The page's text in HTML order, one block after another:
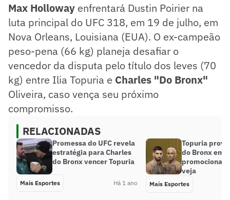
Max Holloway enfrentará Dustin Poirier na
luta principal do UFC 318, em 19 de julho, em
Nova Orleans, Louisiana (EUA). O ex-campeão
peso-pena (66 kg) planeja desafiar o
vencedor da disputa pelo título dos leves (70
kg) entre Ilia Topuria e Charles "Do Bronx"
Oliveira, caso vença seu próximo
compromisso.
RELACIONADAS
Promessa do UFC revela
estratégia para Charles
do Bronx vencer Topuria
Mais Esportes Há 1 ano
Topuria
do Bronx em
promocional
veja
Mais Esportes